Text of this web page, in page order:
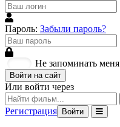
Пароль: Забыли пароль?
Не запоминать меня
Войти на сайт
Или войти через
Регистрация Войти